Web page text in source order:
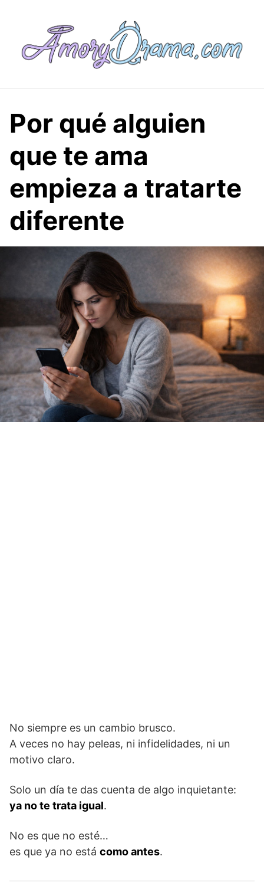
Por qué alguien
que te ama
empieza a tratarte
diferente
No siempre es un cambio brusco.
A veces no hay peleas, ni infidelidades, ni un
motivo claro.
Solo un día te das cuenta de algo inquietante:
ya no te trata igual.
No es que no esté…
es que ya no está como antes.